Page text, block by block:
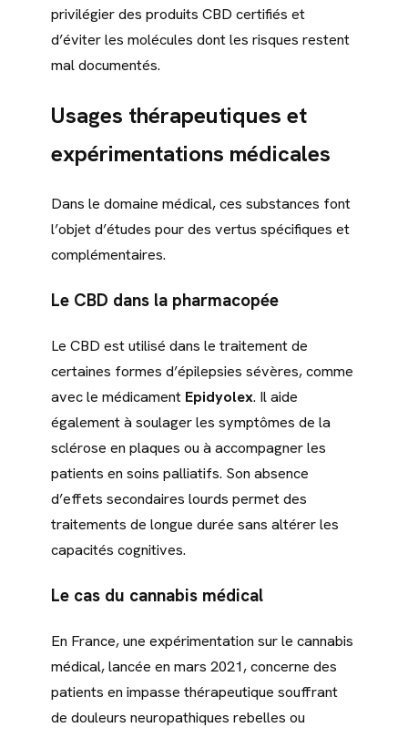
privilégier des produits CBD certifiés et
d’éviter les molécules dont les risques restent
mal documentés.
Usages thérapeutiques et
expérimentations médicales
Dans le domaine médical, ces substances font
l’objet d’études pour des vertus spécifiques et
complémentaires.
Le CBD dans la pharmacopée
Le CBD est utilisé dans le traitement de
certaines formes d’épilepsies sévères, comme
avec le médicament Epidyolex. Il aide
également à soulager les symptômes de la
sclérose en plaques ou à accompagner les
patients en soins palliatifs. Son absence
d’effets secondaires lourds permet des
traitements de longue durée sans altérer les
capacités cognitives.
Le cas du cannabis médical
En France, une expérimentation sur le cannabis
médical, lancée en mars 2021, concerne des
patients en impasse thérapeutique souffrant
de douleurs neuropathiques rebelles ou